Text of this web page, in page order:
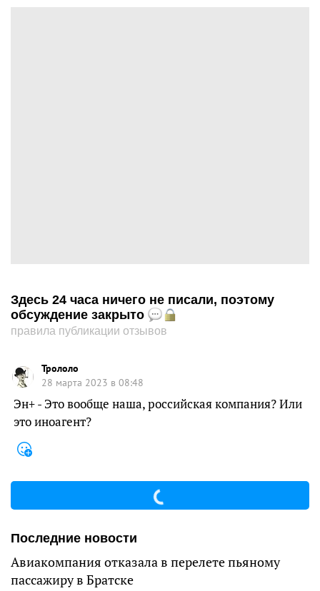
Здесь 24 часа ничего не писали, поэтому
обсуждение закрыто
правила публикации отзывов
Трололо
28 марта 2023 в 08:48
Эн+ - Это вообще наша, российская компания? Или
это иноагент?
Последние новости
Авиакомпания отказала в перелете пьяному
пассажиру в Братске